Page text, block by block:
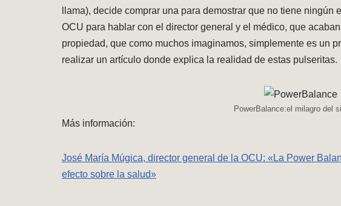
llama), decide comprar una para demostrar que no tiene
OCU para hablar con el director general y el médico, que
propiedad, que como muchos imaginamos, simplemente es un
realizar un artículo donde explica la realidad de estas pulseritas.
PowerBalance:el milagro del
Más información:
José María Múgica, director general de la OCU: «La Power
efecto sobre la salud»